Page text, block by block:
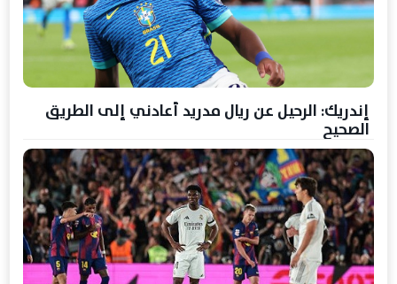
إندريك: الرحيل عن ريال مدريد أعادني إلى الطريق
الصحيح